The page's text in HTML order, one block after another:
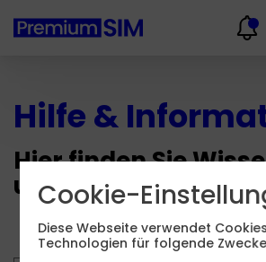
Hilfe &
Hier finden Sie
und Hilfestellungen.
Cookie-
Diese Webseite verwendet
Technologien für folgende